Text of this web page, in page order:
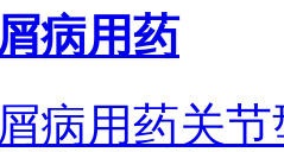
病用药
病用药关